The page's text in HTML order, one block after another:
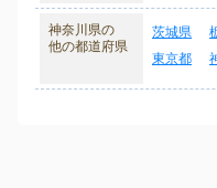
神奈川県の
他の都道府県
茨城県
東京都